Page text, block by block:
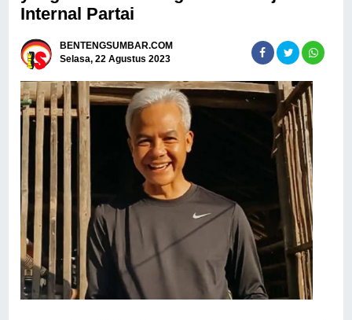
Internal Partai
BENTENGSUMBAR.COM
Selasa, 22 Agustus 2023